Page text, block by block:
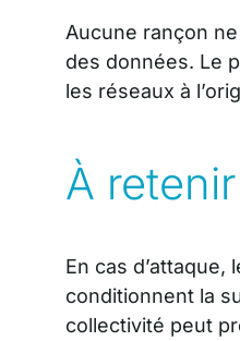
Aucune rançon
des données. Le
les réseaux à
À retenir
En cas
conditionnent la
collectivité peut